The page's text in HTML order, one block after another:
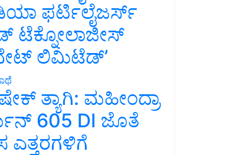
ಫರ್ಟಿಲೈಜರ್ಸ್
ಟೆಕ್ನೋಲಾಜೀಸ್
ಲಿಮಿಟೆಡ್’
ತ್ಯಾಗಿ: ಮಹೀಂದ್ರಾ
605 DI ಜೊತೆ
ಎತ್ತರಗಳಿಗೆ